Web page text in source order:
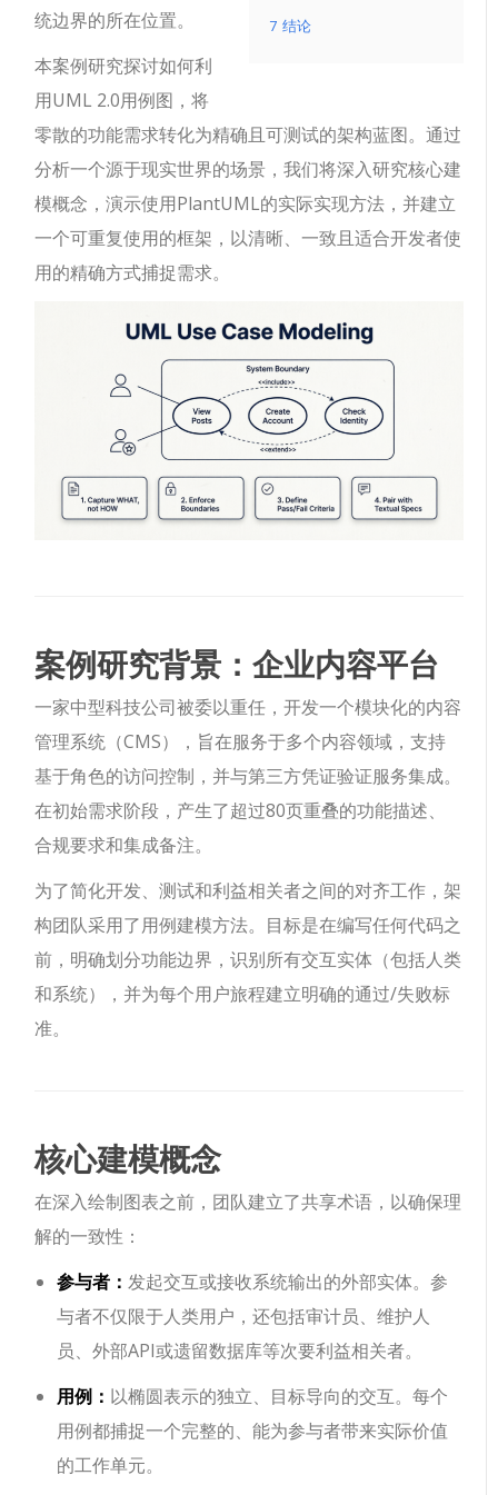
7 结论
统边界的所在位置。
本案例研究探讨如何利
用UML 2.0用例图，将
零散的功能需求转化为精确且可测试的架构蓝图。通过
分析一个源于现实世界的场景，我们将深入研究核心建
模概念，演示使用PlantUML的实际实现方法，并建立
一个可重复使用的框架，以清晰、一致且适合开发者使
用的精确方式捕捉需求。
案例研究背景：企业内容平台
一家中型科技公司被委以重任，开发一个模块化的内容
管理系统（CMS），旨在服务于多个内容领域，支持
基于角色的访问控制，并与第三方凭证验证服务集成。
在初始需求阶段，产生了超过80页重叠的功能描述、
合规要求和集成备注。
为了简化开发、测试和利益相关者之间的对齐工作，架
构团队采用了用例建模方法。目标是在编写任何代码之
前，明确划分功能边界，识别所有交互实体（包括人类
和系统），并为每个用户旅程建立明确的通过/失败标
准。
核心建模概念
在深入绘制图表之前，团队建立了共享术语，以确保理
解的一致性：
参与者：发起交互或接收系统输出的外部实体。参
与者不仅限于人类用户，还包括审计员、维护人
员、外部API或遗留数据库等次要利益相关者。
用例： 以椭圆表示的独立、目标导向的交互。每个
用例都捕捉一个完整的、能为参与者带来实际价值
的工作单元。